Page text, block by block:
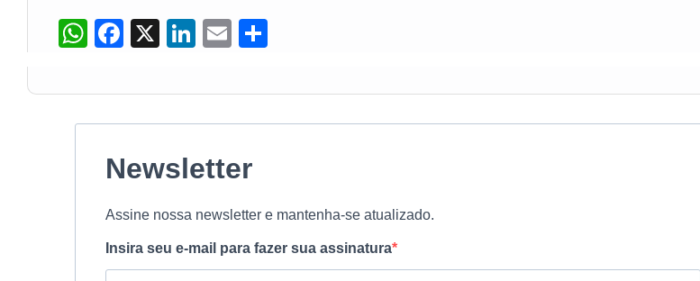
WhatsApp
Facebook
X LinkedIn
Email
Newsletter
Assine nossa newsletter e mantenha-se atualizado.
Insira seu e-mail para fazer sua assinatura